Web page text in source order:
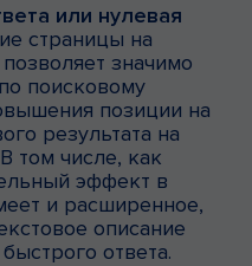
или нулевая
страницы на
значимо
поисковому
позиции на
результата на
том числе, как
эффект в
и расширенное,
описание
ответа.